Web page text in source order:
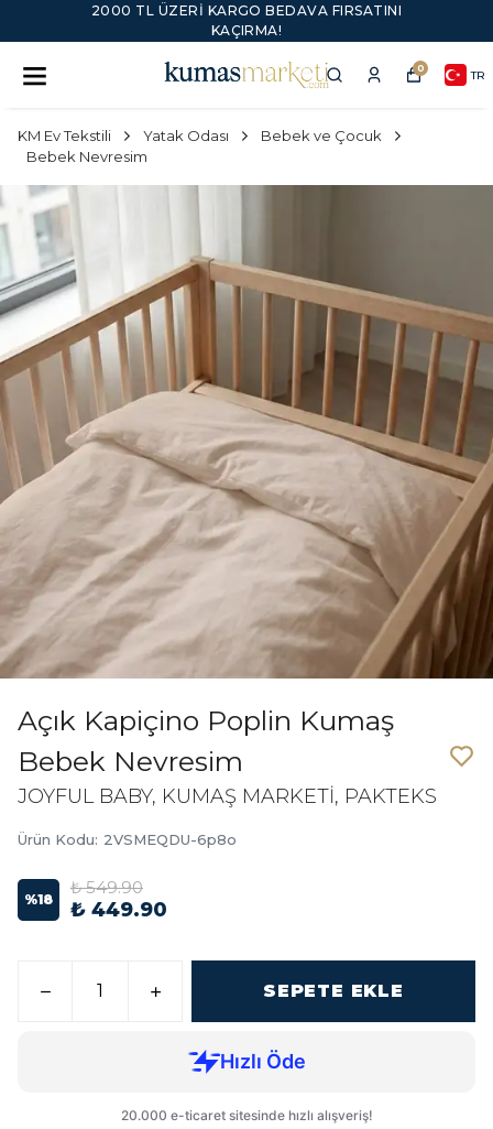
2000 TL ÜZERI KARGO BEDAVA FIRSATINI
KAÇIRMA!
0 TR
KM Ev Tekstili Yatak Odası
Bebek ve Çocuk
Bebek Nevresim
Açık Kapiçino Poplin Kumaş
Bebek Nevresim
JOYFUL BABY, KUMAŞ MARKETİ, PAKTEKS
Ürün Kodu: 2VSMEQDU-6p8o
%18
₺ 549.90
₺ 449.90
SEPETE EKLE